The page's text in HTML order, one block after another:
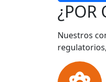
¿POR
Nuestros